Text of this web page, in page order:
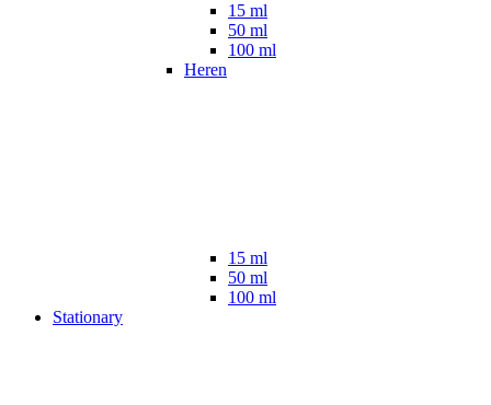
15 ml
50 ml
100 ml
Heren
15 ml
50 ml
100 ml
Stationary